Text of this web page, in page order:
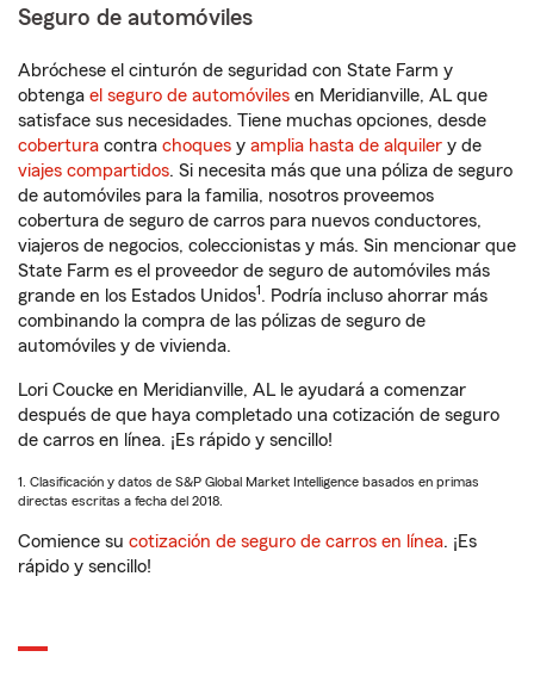
Seguro de automóviles
Abróchese el cinturón de seguridad con State Farm y
obtenga el seguro de automóviles en Meridianville, AL que
satisface sus necesidades. Tiene muchas opciones, desde
cobertura contra choques y amplia hasta de alquiler y de
viajes compartidos. Si necesita más que una póliza de seguro
de automóviles para la familia, nosotros proveemos
cobertura de seguro de carros para nuevos conductores,
viajeros de negocios, coleccionistas y más. Sin mencionar que
State Farm es el proveedor de seguro de automóviles más
grande en los Estados Unidos1. Podría incluso ahorrar más
combinando la compra de las pólizas de seguro de
automóviles y de vivienda.
Lori Coucke en Meridianville, AL le ayudará a comenzar
después de que haya completado una cotización de seguro
de carros en línea. ¡Es rápido y sencillo!
1. Clasificación y datos de S&P Global Market Intelligence basados en primas
directas escritas a fecha del 2018.
Comience su cotización de seguro de carros en línea. ¡Es
rápido y sencillo!